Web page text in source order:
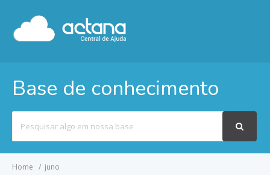
Base de conhecimento
por
Home juno